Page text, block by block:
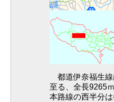
都道伊奈福生線
至る、全長9265
本路線の西半分